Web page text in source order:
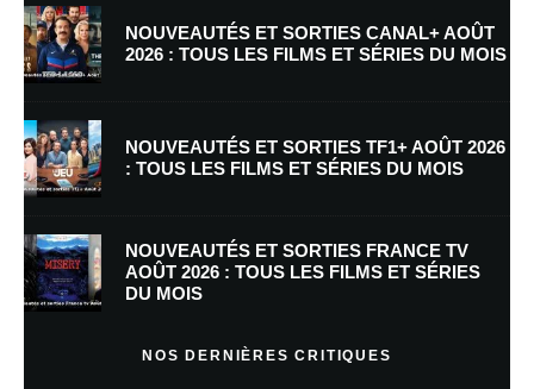
E-mail*
Enregistrer mon nom, mon e-mail et mon site dans le navigateur pour
Prévenez-moi de tous les nouveaux commentaires par e-mail.
NOUVEAUTÉS ET SORTIES CANAL+ AOÛT
2026 : TOUS LES FILMS ET SÉRIES DU MOIS
NOUVEAUTÉS ET SORTIES TF1+ AOÛT 2026
: TOUS LES FILMS ET SÉRIES DU MOIS
NOUVEAUTÉS ET SORTIES FRANCE TV
AOÛT 2026 : TOUS LES FILMS ET SÉRIES
DU MOIS
NOS DERNIÈRES CRITIQUES